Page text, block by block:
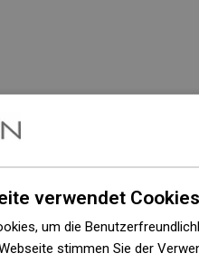
verwendet
um die
stimmen Sie der